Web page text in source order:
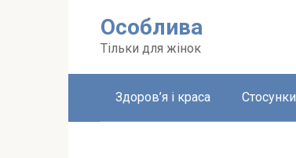
Особлива
Тільки для жінок
Здоров’я і краса Стосунки